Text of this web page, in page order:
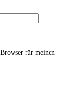
für meinen